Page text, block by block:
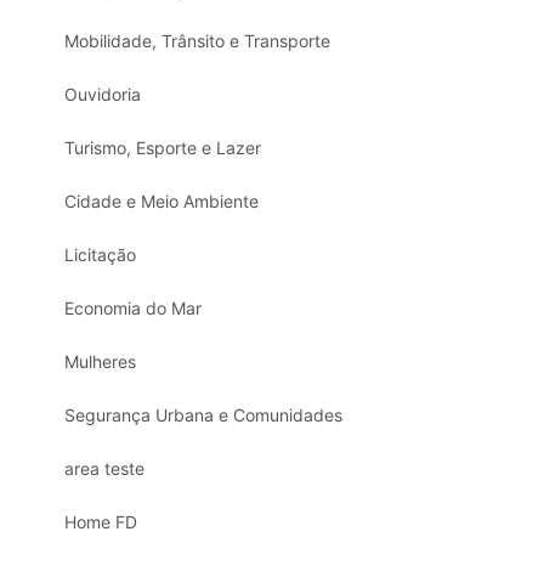
Mobilidade, Trânsito e Transporte
Ouvidoria
Turismo, Esporte e Lazer
Cidade e Meio Ambiente
Licitação
Economia do Mar
Mulheres
Segurança Urbana e Comunidades
area teste
Home FD